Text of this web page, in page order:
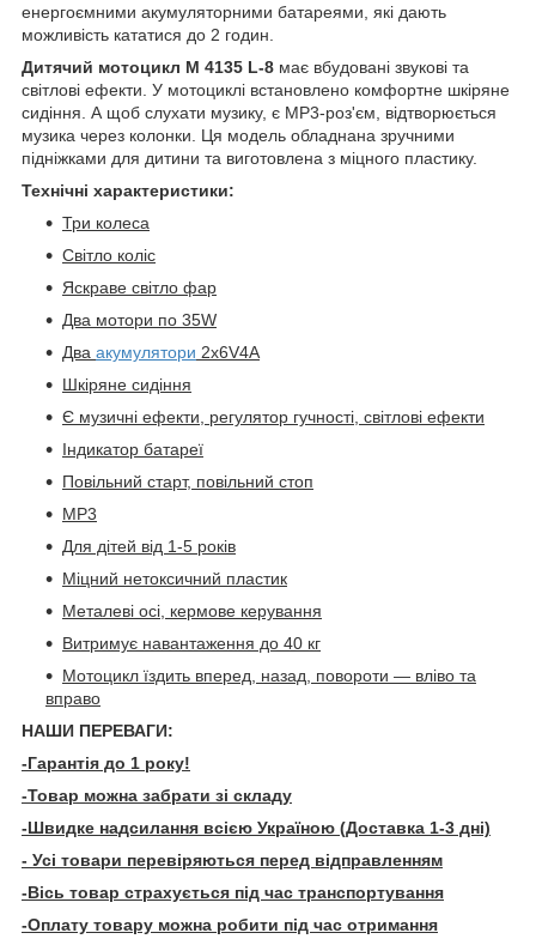
енергоємними акумуляторними батареями, які дають
можливість кататися до 2 годин.
Дитячий мотоцикл M 4135 L-8 має вбудовані звукові та
світлові ефекти. У мотоциклі встановлено комфортне шкіряне
сидіння. А щоб слухати музику, є MP3-роз'єм, відтворюється
музика через колонки. Ця модель обладнана зручними
підніжками для дитини та виготовлена з міцного пластику.
Технічні характеристики:
Три колеса
Світло коліс
Яскраве світло фар
Два мотори по 35W
Два акумулятори 2х6V4A
Шкіряне сидіння
Є музичні ефекти, регулятор гучності, світлові ефекти
Індикатор батареї
Повільний старт, повільний стоп
MP3
Для дітей від 1-5 років
Міцний нетоксичний пластик
Металеві осі, кермове керування
Витримує навантаження до 40 кг
Мотоцикл їздить вперед, назад, повороти — вліво та
вправо
НАШИ ПЕРЕВАГИ:
-Гарантія до 1 року!
-Товар можна забрати зі складу
-Швидке надсилання всією Україною (Доставка 1-3 дні)
- Усі товари перевіряються перед відправленням
-Вісь товар страхується під час транспортування
-Оплату товару можна робити під час отримання